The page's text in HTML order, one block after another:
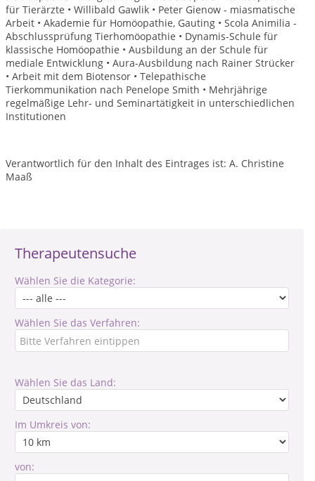
Therapeutensuche
Wählen Sie die Kategorie:
Wählen Sie das Verfahren:
Wählen Sie das Land:
Im Umkreis von:
von:
für Tierärzte • Willibald Gawlik • Peter Gienow - miasmatische
Arbeit • Akademie für Homöopathie, Gauting • Scola Animilia -
Abschlussprüfung Tierhomöopathie • Dynamis-Schule für
klassische Homöopathie • Ausbildung an der Schule für
mediale Entwicklung • Aura-Ausbildung nach Rainer Strücker
• Arbeit mit dem Biotensor • Telepathische
Tierkommunikation nach Penelope Smith • Mehrjährige
regelmäßige Lehr- und Seminartätigkeit in unterschiedlichen
Institutionen
Verantwortlich für den Inhalt des Eintrages ist: A. Christine
Maaß